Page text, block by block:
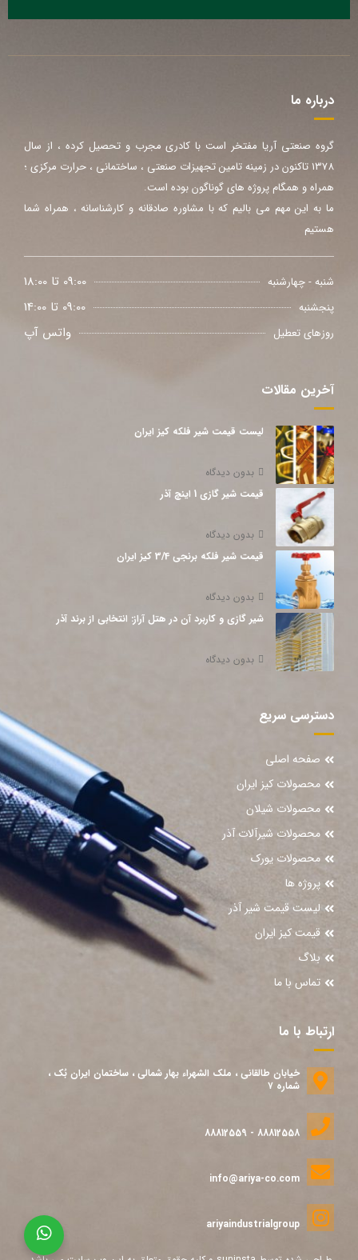
درباره ما
گروه صنعتی آریا مفتخر است با کادری مجرب و تحصیل کرده ، از سال
1378 تاکنون در زمینه تامین تجهیزات صنعتی ، ساختمانی ، حرارت مرکزی ؛
همراه و همگام پروژه های گوناگون بوده است.
ما به این مهم می بالیم که با مشاوره صادقانه و کارشناسانه ، همراه شما
هستیم
شنبه - چهارشنبه 09:00 تا 18:00
پنجشنبه 09:00 تا 14:00
روزهای تعطیل واتس آپ
آخرین مقالات
لیست قیمت شیر فلکه کیز ایران
بدون دیدگاه
قیمت شیر گازی 1 اینچ آذر
بدون دیدگاه
قیمت شیر فلکه برنجی 3/4 کیز ایران
بدون دیدگاه
شیر گازی و کاربرد آن در هتل آراز: انتخابی از برند آذر
بدون دیدگاه
دسترسی سریع
صفحه اصلی
محصولات کیز ایران
محصولات شیلان
محصولات شیرآلات آذر
محصولات یورک
پروژه ها
لیست قیمت شیر آذر
قیمت کیز ایران
بلاگ
تماس با ما
ارتباط با ما
خیابان طالقانی ، ملک الشهراء بهار شمالی ، ساختمان ایران بُک ،
شماره ۷
88812558 - 88812559
info@ariya-co.com
ariyaindustrialgroup